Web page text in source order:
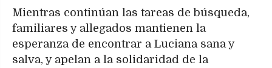
Mientras continúan las tareas de búsqueda,
familiares y allegados mantienen la
esperanza de encontrar a Luciana sana y
salva, y apelan a la solidaridad de la